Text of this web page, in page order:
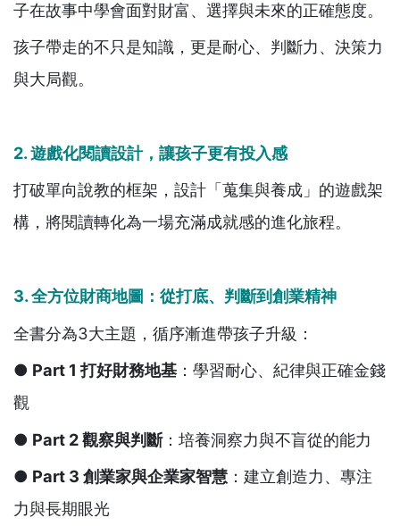
子在故事中學會面對財富、選擇與未來的正確態度。
孩子帶走的不只是知識，更是耐心、判斷力、決策力
與大局觀。
2. 遊戲化閱讀設計，讓孩子更有投入感
打破單向說教的框架，設計「蒐集與養成」的遊戲架
構，將閱讀轉化為一場充滿成就感的進化旅程。
3. 全方位財商地圖：從打底、判斷到創業精神
全書分為3大主題，循序漸進帶孩子升級：
● Part 1打好財務地基 ：學習耐心、紀律與正確金錢
觀
● Part 2觀察與判斷：培養洞察力與不盲從的能力
● Part 3 創業家與企業家智慧 ：建立創造力、專注
力與長期眼光